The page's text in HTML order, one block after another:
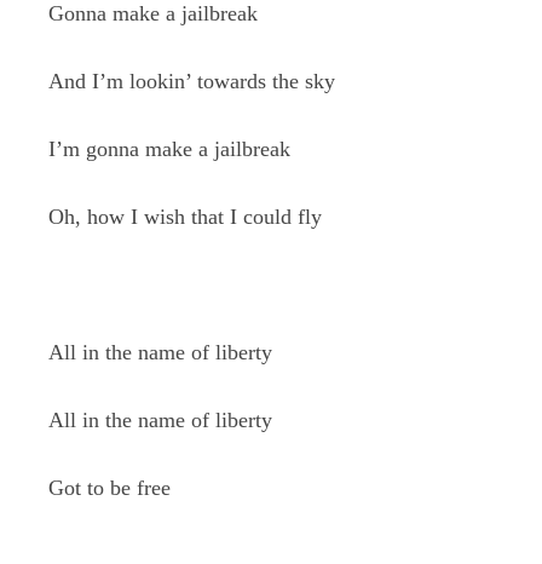
Gonna make a jailbreak
And I’m lookin’ towards the sky
I’m gonna make a jailbreak
Oh, how I wish that I could fly
All in the name of liberty
All in the name of liberty
Got to be free